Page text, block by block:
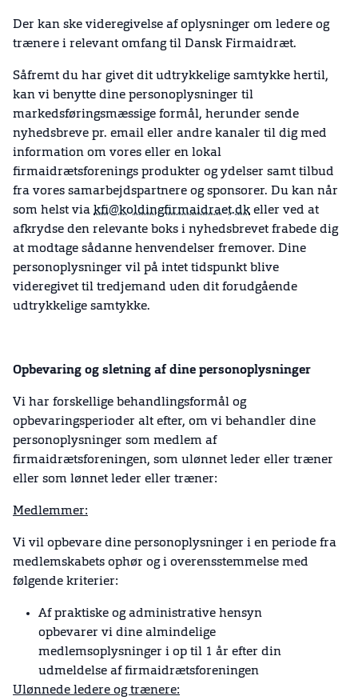
Der kan ske videregivelse af oplysninger om ledere og
trænere i relevant omfang til Dansk Firmaidræt.
Såfremt du har givet dit udtrykkelige samtykke hertil,
kan vi benytte dine personoplysninger til
markedsføringsmæssige formål, herunder sende
nyhedsbreve pr. email eller andre kanaler til dig med
information om vores eller en lokal
firmaidrætsforenings produkter og ydelser samt tilbud
fra vores samarbejdspartnere og sponsorer. Du kan når
som helst via kfi@koldingfirmaidraet.dk eller ved at
afkrydse den relevante boks i nyhedsbrevet frabede dig
at modtage sådanne henvendelser fremover. Dine
personoplysninger vil på intet tidspunkt blive
videregivet til tredjemand uden dit forudgående
udtrykkelige samtykke.
Opbevaring og sletning af dine personoplysninger
Vi har forskellige behandlingsformål og
opbevaringsperioder alt efter, om vi behandler dine
personoplysninger som medlem af
firmaidrætsforeningen, som ulønnet leder eller træner
eller som lønnet leder eller træner:
Medlemmer:
Vi vil opbevare dine personoplysninger i en periode fra
medlemskabets ophør og i overensstemmelse med
følgende kriterier:
Af praktiske og administrative hensyn
opbevarer vi dine almindelige
medlemsoplysninger i op til 1 år efter din
udmeldelse af firmaidrætsforeningen
Ulønnede ledere og trænere: